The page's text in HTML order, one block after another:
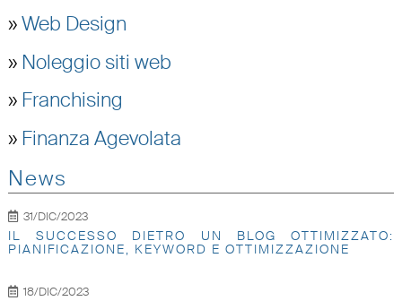
»Web Design
» Noleggio siti web
» Franchising
» Finanza Agevolata
News
31/DIC/2023
IL SUCCESSO DIETRO UN BLOG OTTIMIZZATO:
PIANIFICAZIONE, KEYWORD E OTTIMIZZAZIONE
18/DIC/2023